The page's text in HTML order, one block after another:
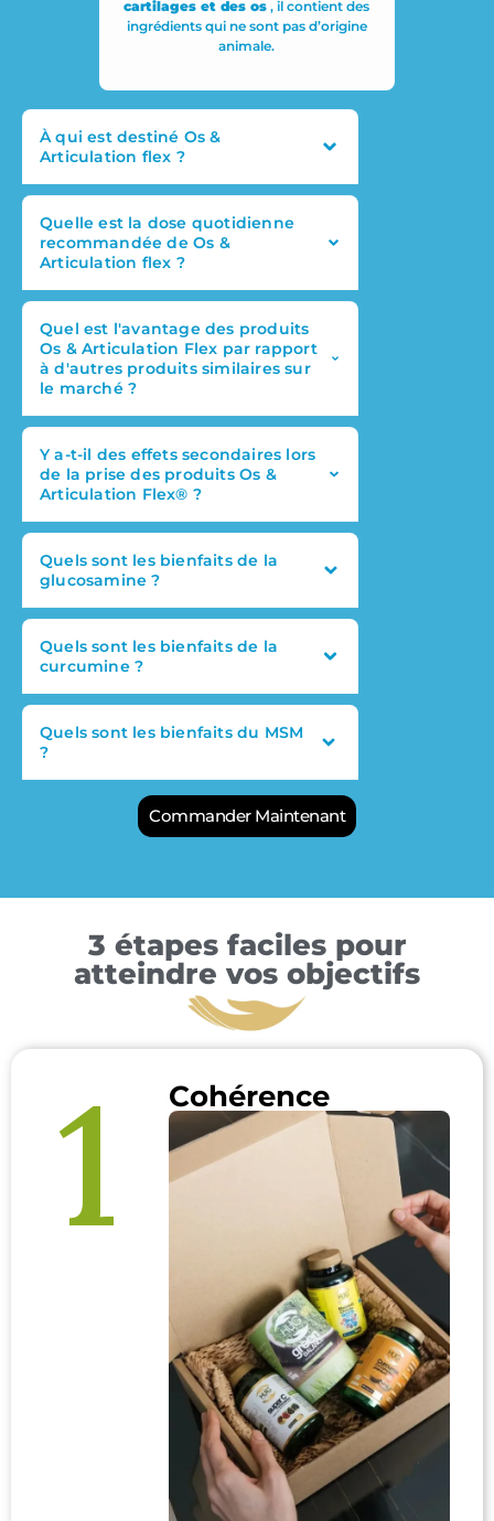
cartilages et des os , il contient des
ingrédients qui ne sont pas d’origine
animale.
À qui est destiné Os &
Articulation flex ?
Quelle est la dose quotidienne
recommandée de Os &
Articulation flex ?
Quel est l'avantage des produits
Os & Articulation Flex par rapport
à d'autres produits similaires sur
le marché ?
Y a-t-il des effets secondaires lors
de la prise des produits Os &
Articulation Flex® ?
Quels sont les bienfaits de la
glucosamine ?
Quels sont les bienfaits de la
curcumine ?
Quels sont les bienfaits du MSM
?
Commander Maintenant
3 étapes faciles pour
atteindre vos objectifs
Cohérence
1